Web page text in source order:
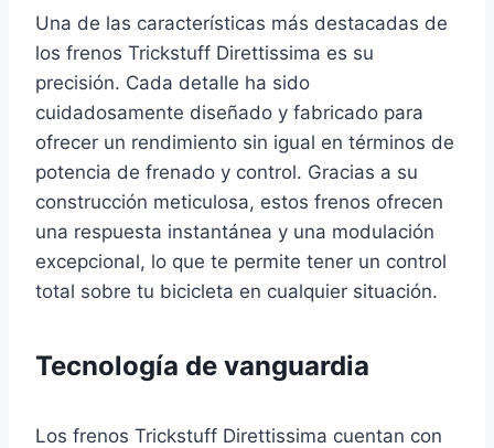
Una de las características más destacadas de
los frenos Trickstuff Direttissima es su
precisión. Cada detalle ha sido
cuidadosamente diseñado y fabricado para
ofrecer un rendimiento sin igual en términos de
potencia de frenado y control. Gracias a su
construcción meticulosa, estos frenos ofrecen
una respuesta instantánea y una modulación
excepcional, lo que te permite tener un control
total sobre tu bicicleta en cualquier situación.
Tecnología de vanguardia
Los frenos Trickstuff Direttissima cuentan con